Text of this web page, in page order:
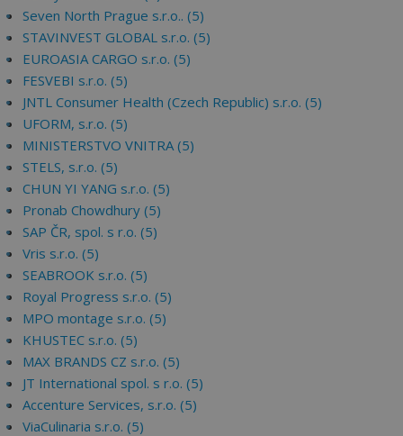
Seven North Prague s.r.o.. (5)
STAVINVEST GLOBAL s.r.o. (5)
EUROASIA CARGO s.r.o. (5)
FESVEBI s.r.o. (5)
JNTL Consumer Health (Czech Republic) s.r.o. (5)
UFORM, s.r.o. (5)
MINISTERSTVO VNITRA (5)
STELS, s.r.o. (5)
CHUN YI YANG s.r.o. (5)
Pronab Chowdhury (5)
SAP ČR, spol. s r.o. (5)
Vris s.r.o. (5)
SEABROOK s.r.o. (5)
Royal Progress s.r.o. (5)
MPO montage s.r.o. (5)
KHUSTEC s.r.o. (5)
MAX BRANDS CZ s.r.o. (5)
JT International spol. s r.o. (5)
Accenture Services, s.r.o. (5)
ViaCulinaria s.r.o. (5)